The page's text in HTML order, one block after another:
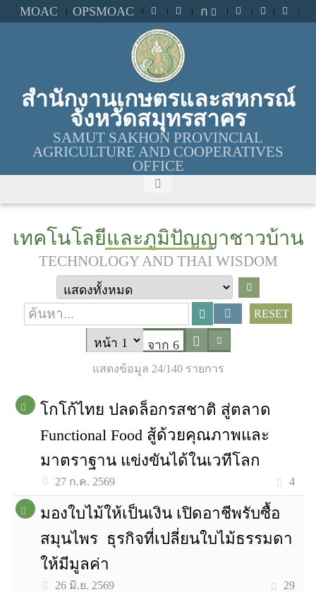
MOAC OPSMOAC ก
สำนักงานเกษตรและสหกรณ์
จังหวัดสมุทรสาคร
SAMUT SAKHON PROVINCIAL
AGRICULTURE AND COOPERATIVES
OFFICE
เทคโนโลยีและภูมิปัญญาชาวบ้าน
TECHNOLOGY AND THAI WISDOM
RESET
จาก 6
แสดงข้อมูล 24/140 รายการ
โกโก้ไทย ปลดล็อกรสชาติ สู่ตลาด
Functional Food สู้ด้วยคุณภาพและ
มาตราฐาน แข่งขันได้ในเวทีโลก
27 ก.ค. 2569 4
มองใบไม้ให้เป็นเงิน เปิดอาชีพรับซื้อ
สมุนไพร ธุรกิจที่เปลี่ยนใบไม้ธรรมดา
ให้มีมูลค่า
26 มิ.ย. 2569 29